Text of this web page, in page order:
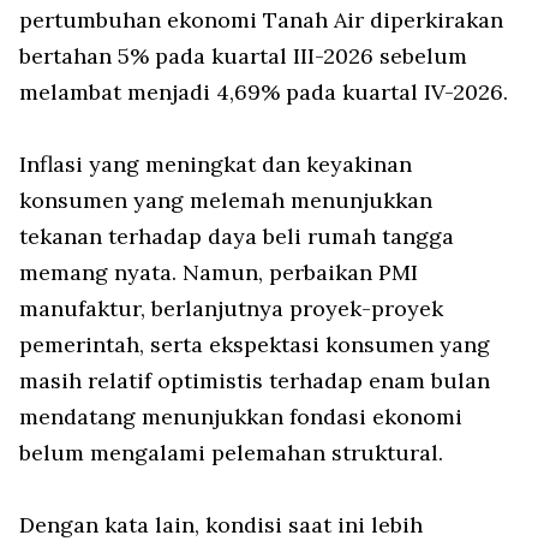
pertumbuhan ekonomi Tanah Air diperkirakan
bertahan 5% pada kuartal III-2026 sebelum
melambat menjadi 4,69% pada kuartal IV-2026.
Inflasi yang meningkat dan keyakinan
konsumen yang melemah menunjukkan
tekanan terhadap daya beli rumah tangga
memang nyata. Namun, perbaikan PMI
manufaktur, berlanjutnya proyek-proyek
pemerintah, serta ekspektasi konsumen yang
masih relatif optimistis terhadap enam bulan
mendatang menunjukkan fondasi ekonomi
belum mengalami pelemahan struktural.
Dengan kata lain, kondisi saat ini lebih